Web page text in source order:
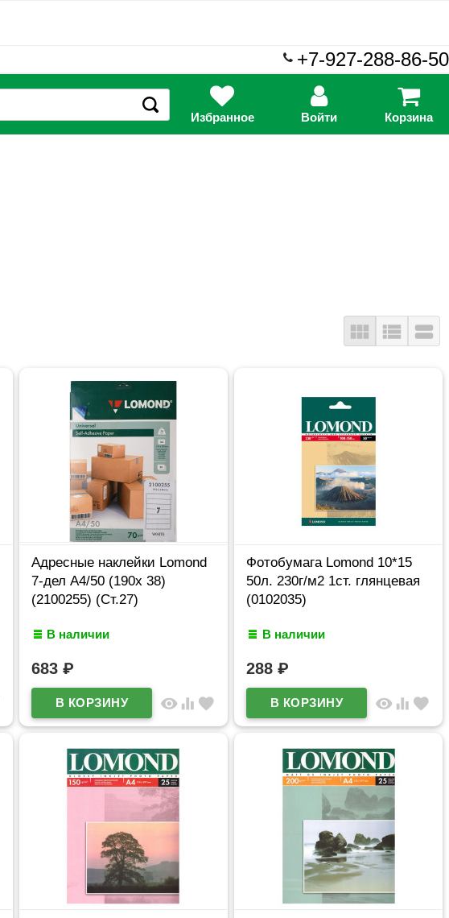
+7-927-288-86-50
Избранное Войти Корзина
view_module view_list view_stream
Адресные наклейки Lomond
7-дел А4/50 (190х 38)
(2100255) (Ст.27)
В наличии
683 ₽
visibility equalizer favorite
Фотобумага Lomond 10*15
50л. 230г/м2 1ст. глянцевая
(0102035)
В наличии
288 ₽
visibility equalizer favorite